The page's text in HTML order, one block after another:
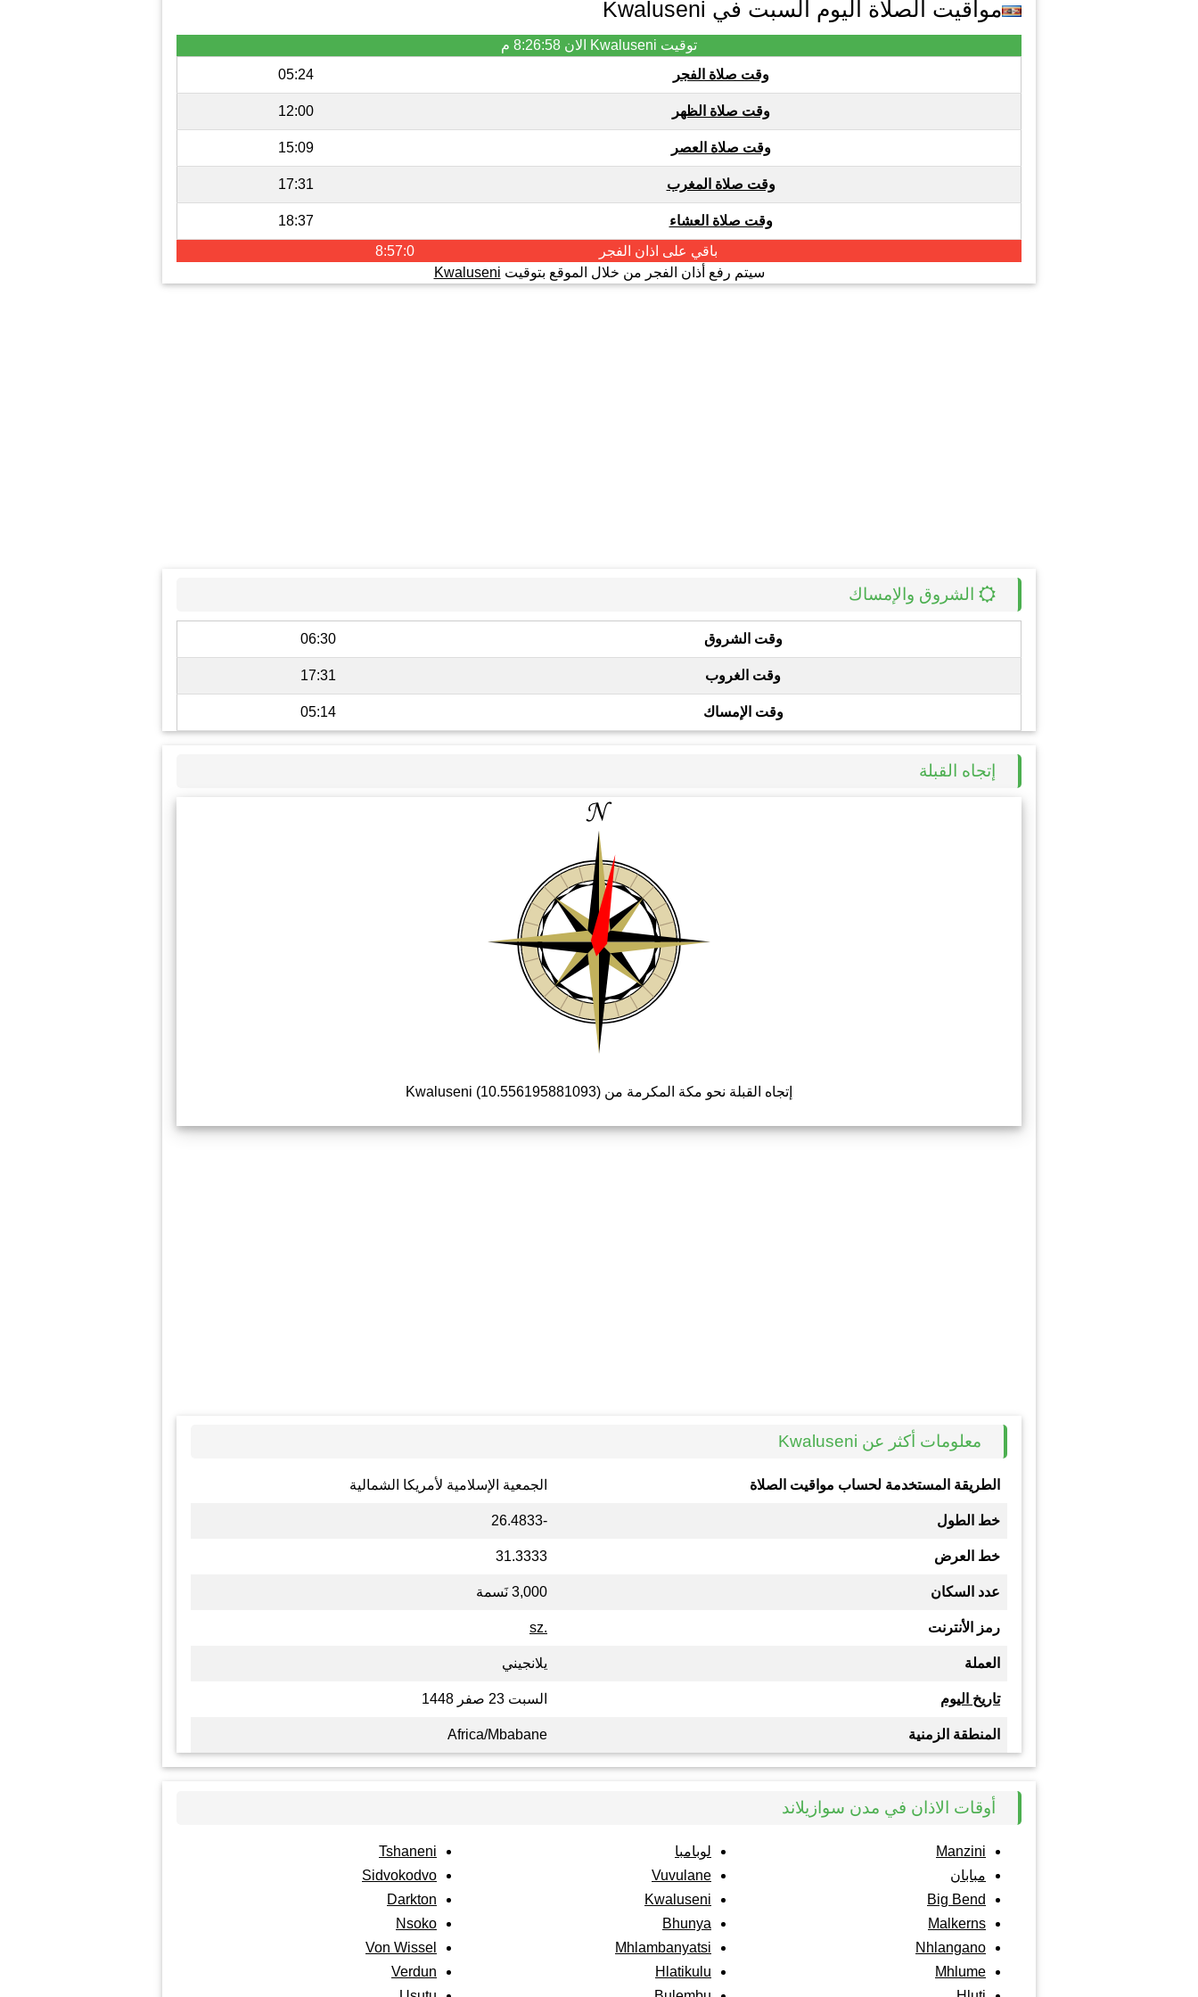
مواقيت الصلاة اليوم السبت في Kwaluseni
توقيت Kwaluseni الان
8:26:58 م
وقت صلاة الفجر
05:24
وقت صلاة الظهر 12:00
وقت صلاة العصر 15:09
وقت صلاة المغرب 17:31
وقت صلاة العشاء
18:37
باقي على اذان الفجر
8:57:0
سيتم رفع أذان الفجر من خلال الموقع بتوقيت Kwaluseni
الشروق والإمساك
وقت الشروق 06:30
وقت الغروب 17:31
وقت الإمساك 05:14
إتجاه القبلة
إتجاه القبلة نحو مكة المكرمة من Kwaluseni (10.556195881093)
معلومات أكثر عن Kwaluseni
الطريقة المستخدمة لحساب مواقيت الصلاة الجمعية الإسلامية لأمريكا الشمالية
خط الطول -26.4833
خط العرض 31.3333
عدد السكان 3,000 نَسمة
رمز الأنترنت .sz
العملة يلانجيني
تاريخ اليوم السبت 23 صفر 1448
المنطقة الزمنية Africa/Mbabane
أوقات الاذان في مدن سوازيلاند
Manzini
مبابان
Big Bend
Malkerns
Nhlangano
Mhlume
لوبامبا
Vuvulane
Kwaluseni
Bhunya
Mhlambanyatsi
Hlatikulu
Tshaneni
Sidvokodvo
Darkton
Nsoko
Von Wissel
Verdun